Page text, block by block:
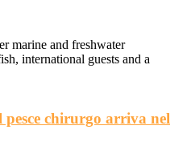
marine and freshwater
international guests and a
chirurgo arriva nel